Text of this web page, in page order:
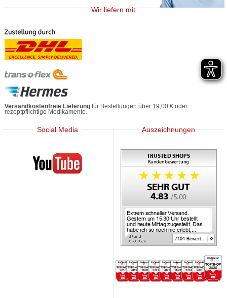
Wir liefern mit
Versandkostenfreie Lieferung für Bestellungen über 19,00 € oder
rezeptpflichtige Medikamente.
Social Media
Mediherz
Auszeichnungen